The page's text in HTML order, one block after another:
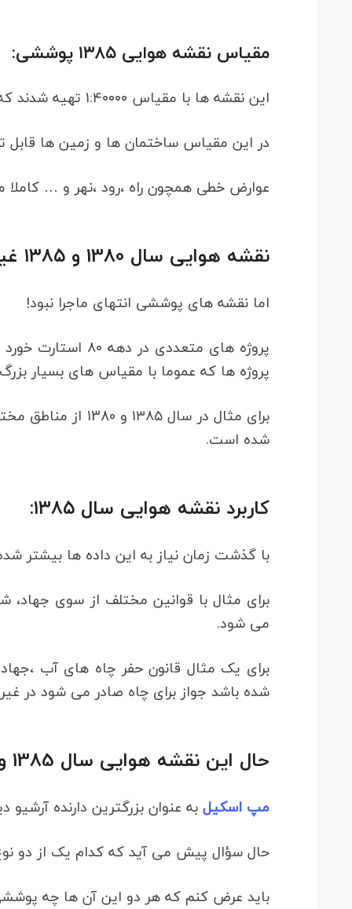
مقیاس نقشه هوایی ۱۳۸۵ پوششی:
این نقشه ها با مقیاس ۱:۴۰۰۰۰ تهیه شدند که مقیاس نسبتا خوبی است.
در این مقیاس ساختمان ها و زمین ها
عوارض خطی همچون راه ،رود ،نهر و …
نقشه هوایی سال 1380 و ۱۳۸۵ غیر پوششی:
اما نقشه های پوششی انتهای ماجرا نبود!
پروژه های
پروژه ها که عموما با مقیاس های بسیار
شده است.
کاربرد نقشه هوایی سال ۱۳۸۵:
با گذشت زمان نیاز به این داده ها بیشتر
برای مثال با قوانین مختلف از سوی جهاد،
می شود.
شده باشد جواز برای چاه صادر می شود در
حال این نقشه هوایی سال 1385 و 1380 را از کجا تهیه کنیم؟
مپ اسکیلبه عنوان بزرگترین دارنده
حال سؤال پیش می آید که کدام یک از دو
باید عرض کنم که هر دو این آن ها چه